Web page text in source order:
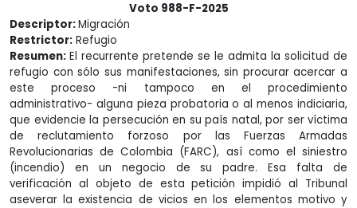
Voto 988-F-2025
Descriptor:Migración
Restrictor: Refugio
Resumen: El recurrente pretende se le admita la solicitud de
refugio con sólo sus manifestaciones, sin procurar acercar a
este proceso -ni tampoco en el procedimiento
administrativo- alguna pieza probatoria o al menos indiciaria,
que evidencie la persecución en su país natal, por ser víctima
de reclutamiento forzoso por las Fuerzas Armadas
Revolucionarias de Colombia (FARC), así como el siniestro
(incendio) en un negocio de su padre. Esa falta de
verificación al objeto de esta petición impidió al Tribunal
aseverar la existencia de vicios en los elementos motivo y